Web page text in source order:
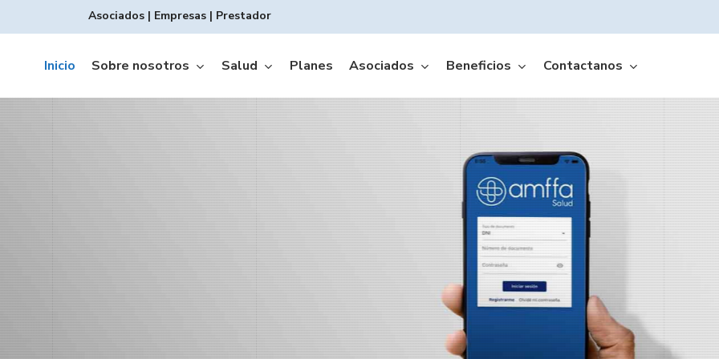
Asociados| Empresas| Prestador
Inicio Sobre nosotros Salud Planes Asociados
Amffa Móvil App
Copagos INTEGRAL
Beneficios Contactanos
trámites de reintegros